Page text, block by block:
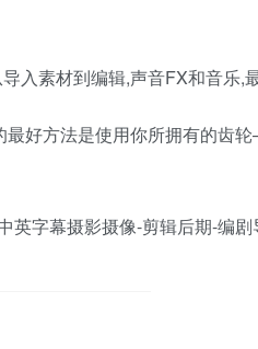
素材到编辑,声音FX和音乐,
最好方法是使用你所拥有的齿